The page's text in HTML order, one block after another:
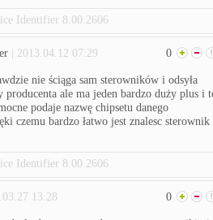
Identifier 8.00.2606
| 2013.04.12 07:29 0
nie ściąga sam sterowników i odsyła
producenta ale ma jeden bardzo duży plus i
podaje nazwę chipsetu danego
czemu bardzo łatwo jest znalesc sterownik
Identifier 8.00.2606
13:28 0